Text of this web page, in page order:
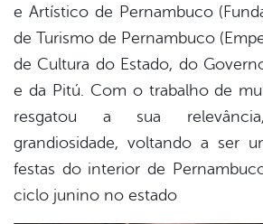
e Artístico de Pernambuco
de Turismo de Pernambuco
de Cultura do Estado, do
e da Pitú. Com o trabalho de
resgatou a sua
grandiosidade, voltando a ser
festas do interior de
ciclo junino no estado